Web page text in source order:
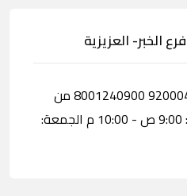
خدمة العملاء: 920004123 8001240900 من
السبت حتى الخميس: 9:00 ص - 10:00 م الجمعة: